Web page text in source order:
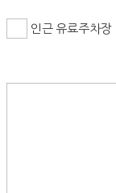
인근 유료주차